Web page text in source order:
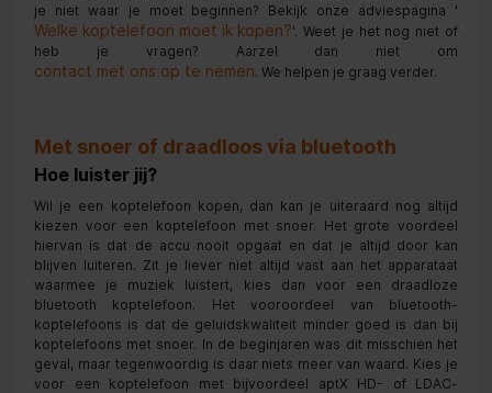
je niet waar je moet beginnen? Bekijk onze adviespagina '
Welke koptelefoon moet ik kopen?'. Weet je het nog niet of
heb je vragen? Aarzel dan niet om
contact met ons op te nemen. We helpen je graag verder.
Met snoer of draadloos via bluetooth
Hoe luister jij?
Wil je een koptelefoon kopen, dan kan je uiteraard nog altijd
kiezen voor een koptelefoon met snoer. Het grote voordeel
hiervan is dat de accu nooit opgaat en dat je altijd door kan
blijven luiteren. Zit je liever niet altijd vast aan het apparataat
waarmee je muziek luistert, kies dan voor een draadloze
bluetooth koptelefoon. Het vooroordeel van bluetooth-
koptelefoons is dat de geluidskwaliteit minder goed is dan bij
koptelefoons met snoer. In de beginjaren was dit misschien het
geval, maar tegenwoordig is daar niets meer van waard. Kies je
voor een koptelefoon met bijvoordeel aptX HD- of LDAC-